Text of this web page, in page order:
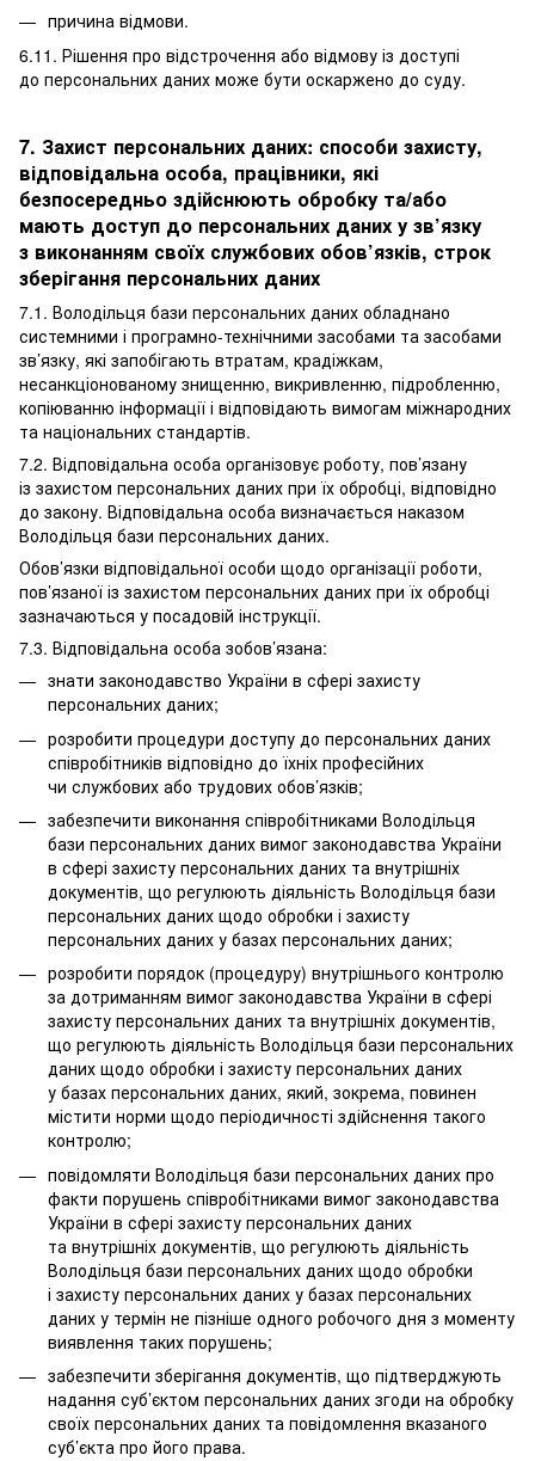
причина відмови.
6.11. Рішення про відстрочення або відмову із доступі
до персональних даних може бути оскаржено до суду.
7. Захист персональних даних: способи захисту,
відповідальна особа, працівники, які
безпосередньо здійснюють обробку та/або
мають доступ до персональних даних у зв’язку
з виконанням своїх службових обов’язків, строк
зберігання персональних даних
7.1. Володільця бази персональних даних обладнано
системними і програмно-технічними засобами та засобами
зв’язку, які запобігають втратам, крадіжкам,
несанкціонованому знищенню, викривленню, підробленню,
копіюванню інформації і відповідають вимогам міжнародних
та національних стандартів.
7.2. Відповідальна особа організовує роботу, пов’язану
із захистом персональних даних при їх обробці, відповідно
до закону. Відповідальна особа визначається наказом
Володільця бази персональних даних.
Обов’язки відповідальної особи щодо організації роботи,
пов’язаної із захистом персональних даних при їх обробці
зазначаються у посадовій інструкції.
7.3. Відповідальна особа зобов’язана:
знати законодавство України в сфері захисту
персональних даних;
розробити процедури доступу до персональних даних
співробітників відповідно до їхніх професійних
чи службових або трудових обов’язків;
забезпечити виконання співробітниками Володільця
бази персональних даних вимог законодавства України
в сфері захисту персональних даних та внутрішніх
документів, що регулюють діяльність Володільця бази
персональних даних щодо обробки і захисту
персональних даних у базах персональних даних;
розробити порядок (процедуру) внутрішнього контролю
за дотриманням вимог законодавства України в сфері
захисту персональних даних та внутрішніх документів,
що регулюють діяльність Володільця бази персональних
даних щодо обробки і захисту персональних даних
у базах персональних даних, який, зокрема, повинен
містити норми щодо періодичності здійснення такого
контролю;
повідомляти Володільця бази персональних даних про
факти порушень співробітниками вимог законодавства
України в сфері захисту персональних даних
та внутрішніх документів, що регулюють діяльність
Володільця бази персональних даних щодо обробки
і захисту персональних даних у базах персональних
даних у термін не пізніше одного робочого дня з моменту
виявлення таких порушень;
забезпечити зберігання документів, що підтверджують
надання суб’єктом персональних даних згоди на обробку
своїх персональних даних та повідомлення вказаного
суб’єкта про його права.